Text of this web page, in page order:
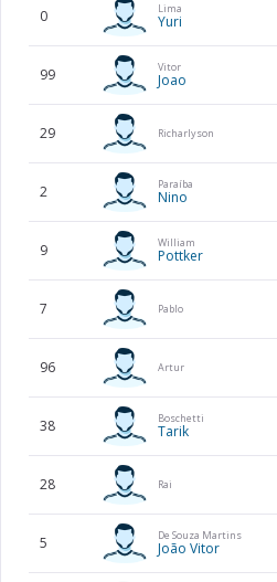
0 Lima
Yuri
99 Vitor
Joao
29 Richarlyson
2 Paraíba
Nino
9 William
Pottker
7 Pablo
96 Artur
38 Boschetti
Tarik
28 Rai
5 De Souza Martins
João Vitor